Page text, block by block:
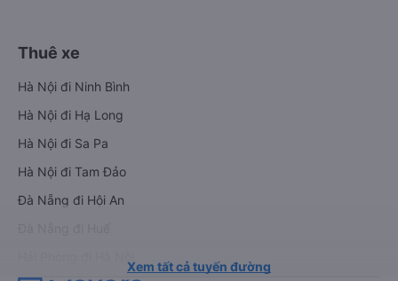
Thuê xe
Hà Nội đi Ninh Bình
Hà Nội đi Hạ Long
Hà Nội đi Sa Pa
Hà Nội đi Tam Đảo
Đà Nẵng đi Hội An
Xem tất cả tuyến đường